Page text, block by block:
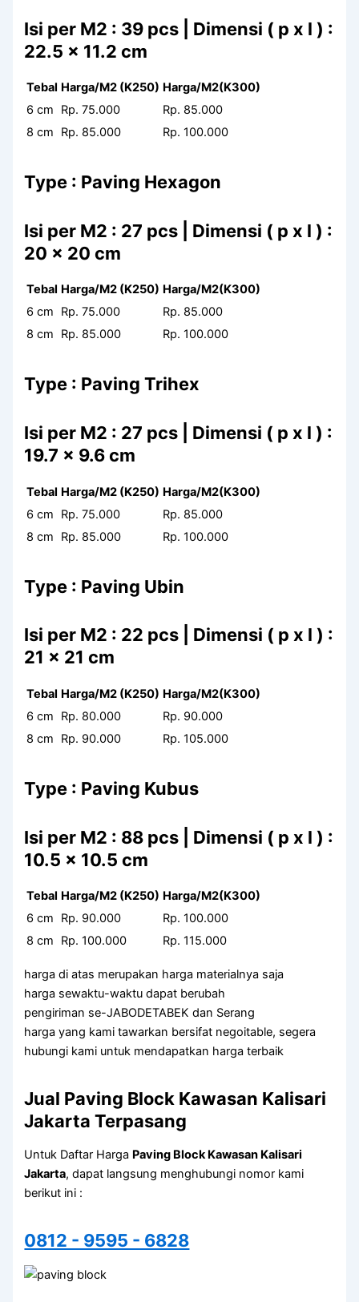
Isi per M2 : 39 pcs | Dimensi ( p x l ) :
22.5 x 11.2 cm
Tebal Harga/M2 (K250) Harga/M2(K300)
6 cm
Rp. 75.000
Rp. 85.000
8 cm
Rp. 85.000 Rp. 100.000
Type : Paving Hexagon
Isi per M2 : 27 pcs | Dimensi ( p x l ) :
20 x 20 cm
Tebal Harga/M2 (K250) Harga/M2(K300)
6 cm
Rp. 75.000
Rp. 85.000
8 cm
Rp. 85.000 Rp. 100.000
Type : Paving Trihex
Isi per M2 : 27 pcs | Dimensi ( p x l ) :
19.7 x 9.6 cm
Tebal Harga/M2 (K250) Harga/M2(K300)
6 cm
Rp. 75.000
Rp. 85.000
8 cm
Rp. 85.000 Rp. 100.000
Type : Paving Ubin
Isi per M2 : 22 pcs | Dimensi ( p x l ) :
21 x 21 cm
Tebal Harga/M2 (K250) Harga/M2(K300)
6 cm
Rp. 80.000
Rp. 90.000
8 cm
Rp. 90.000 Rp. 105.000
Type : Paving Kubus
Isi per M2 : 88 pcs | Dimensi ( p x l ) :
10.5 x 10.5 cm
Tebal Harga/M2 (K250) Harga/M2(K300)
6 cm
Rp. 90.000
Rp. 100.000
8 cm
Rp. 100.000 Rp. 115.000
harga di atas merupakan harga materialnya saja
harga sewaktu-waktu dapat berubah
pengiriman se-JABODETABEK dan Serang
harga yang kami tawarkan bersifat negoitable, segera
hubungi kami untuk mendapatkan harga terbaik
Jual Paving Block Kawasan Kalisari
Jakarta Terpasang
Untuk Daftar Harga Paving Block Kawasan Kalisari
Jakarta, dapat langsung menghubungi nomor kami
berikut ini :
0812 - 9595 - 6828